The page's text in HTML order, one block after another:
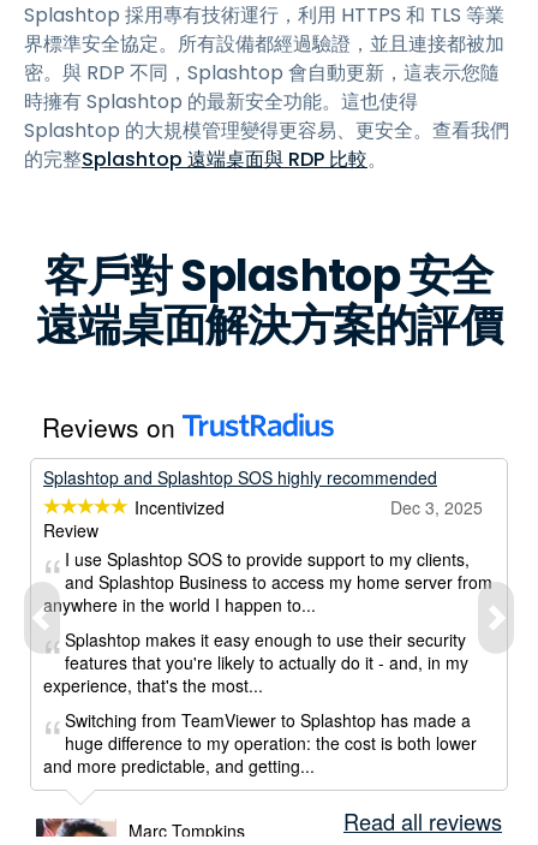
Splashtop 採用專有技術運行，利用 HTTPS 和 TLS 等業
界標準安全協定。所有設備都經過驗證，並且連接都被加
密。與 RDP 不同，Splashtop 會自動更新，這表示您隨
時擁有 Splashtop 的最新安全功能。這也使得
Splashtop 的大規模管理變得更容易、更安全。查看我們
的完整Splashtop 遠端桌面與 RDP 比較。
客戶對 Splashtop 安全
遠端桌面解決方案的評價
Reviews on
Splashtop and Splashtop SOS highly recommended
Incentivized
Review
Dec 3, 2025
I use Splashtop SOS to provide support to my clients,
and Splashtop Business to access my home server from
anywhere in the world I happen to...
Splashtop makes it easy enough to use their security
features that you're likely to actually do it - and, in my
experience, that's the most...
Switching from TeamViewer to Splashtop has made a
huge difference to my operation: the cost is both lower
and more predictable, and getting...
Marc Tompkins
Read all reviews